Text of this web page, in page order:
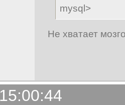
mysql>
Не хватает